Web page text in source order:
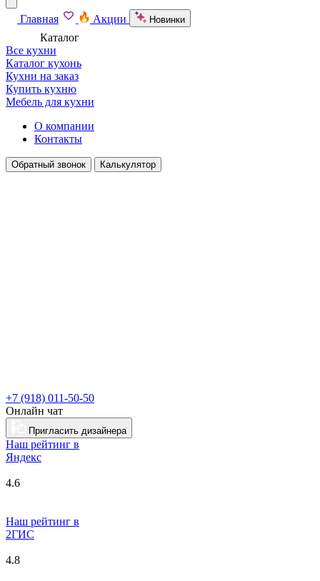
Главная Акции Новинки
Каталог
Все кухни
Каталог кухонь
Кухни на заказ
Купить кухню
Мебель для кухни
О компании
Контакты
Обратный звонок Калькулятор
+7 (918) 011-50-50
Онлайн чат
Пригласить дизайнера
Наш рейтинг в
Яндекс
4.6
Наш рейтинг в
2ГИС
4.8